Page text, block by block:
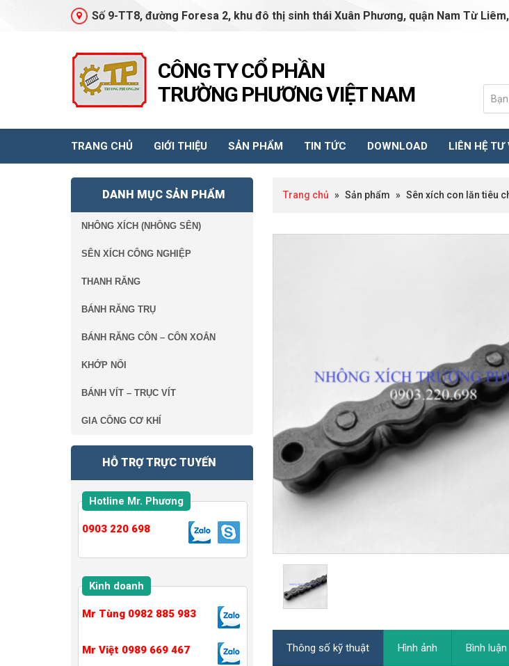
Số 9-TT8, đường Foresa 2, khu đô thị sinh thái Xuân Phương, quận Nam Từ Liêm,
CÔNG TY CỔ PHẦN
TRƯỜNG PHƯƠNG VIỆT NAM
TRANG CHỦ GIỚI THIỆU SẢN PHẨM TIN TỨC DOWNLOAD LIÊN HỆ TƯ
Trang chủ » Sản phẩm » Sên xích con lăn tiêu
Thông số kỹ thuật Hình ảnh Bình luận
DANH MỤC SẢN PHẨM
NHÔNG XÍCH (NHÔNG SÊN)
SÊN XÍCH CÔNG NGHIỆP
THANH RĂNG
BÁNH RĂNG TRỤ
BÁNH RĂNG CÔN – CÔN XOẮN
KHỚP NỐI
BÁNH VÍT – TRỤC VÍT
GIA CÔNG CƠ KHÍ
HỖ TRỢ TRỰC TUYẾN
Hotline Mr. Phương
0903 220 698
Kinh doanh
Mr Tùng 0982 885 983
Mr Việt 0989 669 467